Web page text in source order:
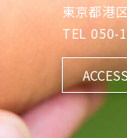
東京都港
TEL 050-